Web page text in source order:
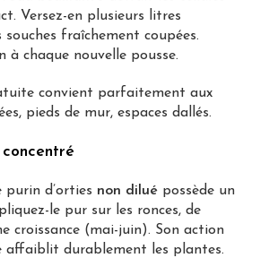
Versez-en plusieurs litres
fraîchement coupées.
à chaque nouvelle pousse.
convient parfaitement aux
pieds de mur, espaces dallés.
concentré
purin d’orties non dilué possède un
le pur sur les ronces, de
croissance (mai-juin). Son action
affaiblit durablement les plantes.